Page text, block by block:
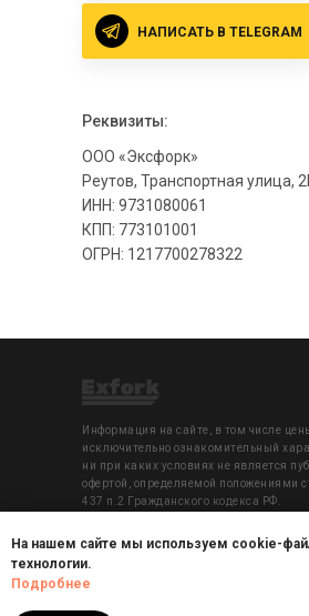
ООО «Эксфорк»
Реутов, Транспортная улица,
ИНН: 9731080061
КПП: 773101001
ОГРН: 1217700278322
Реквизиты:
НАПИСАТЬ В TELEGRAM
Информация на сайте, в том числе
исключительно ознакомительный
ни при каких условиях не является
офертой, определяемой положениями
437 п.2 Гражданского кодекса РФ.
© 2021-2026. Все права
"Эксфорк"
Копирование текстового и
материала запрещено.
На нашем сайте мы используем cookie-
технологии.
Подробнее